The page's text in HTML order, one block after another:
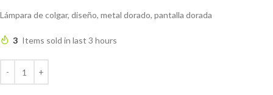
Lámpara de colgar, diseño, metal dorado, pantalla dorada
3 Items sold in last 3 hours